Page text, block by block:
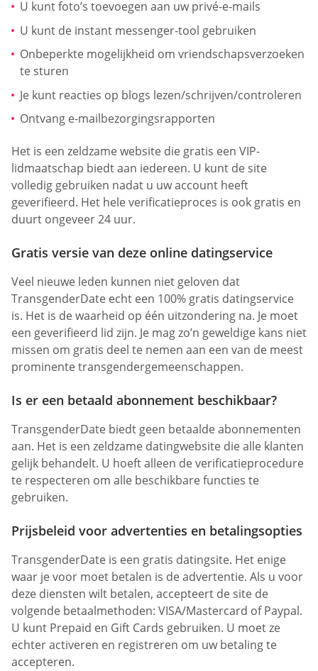
U kunt foto’s toevoegen aan uw privé-e-mails
U kunt de instant messenger-tool gebruiken
Onbeperkte mogelijkheid om vriendschapsverzoeken
te sturen
Je kunt reacties op blogs lezen/schrijven/controleren
Ontvang e-mailbezorgingsrapporten
Het is een zeldzame website die gratis een VIP-
lidmaatschap biedt aan iedereen. U kunt de site
volledig gebruiken nadat u uw account heeft
geverifieerd. Het hele verificatieproces is ook gratis en
duurt ongeveer 24 uur.
Gratis versie van deze online datingservice
Veel nieuwe leden kunnen niet geloven dat
TransgenderDate echt een 100% gratis datingservice
is. Het is de waarheid op één uitzondering na. Je moet
een geverifieerd lid zijn. Je mag zo’n geweldige kans niet
missen om gratis deel te nemen aan een van de meest
prominente transgendergemeenschappen.
Is er een betaald abonnement beschikbaar?
TransgenderDate biedt geen betaalde abonnementen
aan. Het is een zeldzame datingwebsite die alle klanten
gelijk behandelt. U hoeft alleen de verificatieprocedure
te respecteren om alle beschikbare functies te
gebruiken.
Prijsbeleid voor advertenties en betalingsopties
TransgenderDate is een gratis datingsite. Het enige
waar je voor moet betalen is de advertentie. Als u voor
deze diensten wilt betalen, accepteert de site de
volgende betaalmethoden: VISA/Mastercard of Paypal.
U kunt Prepaid en Gift Cards gebruiken. U moet ze
echter activeren en registreren om uw betaling te
accepteren.